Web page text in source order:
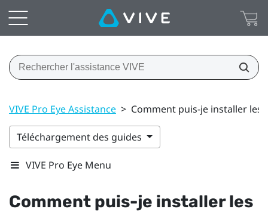
VIVE Pro Eye Assistance > Comment puis-je installer les
Téléchargement des guides
VIVE Pro Eye Menu
Comment puis-je installer les